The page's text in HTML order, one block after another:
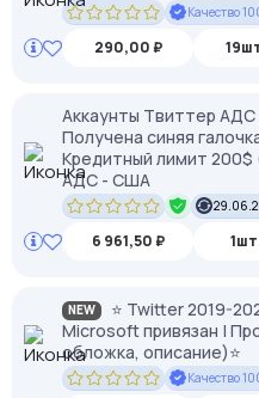
Качество
290,00 ₽
Аккаунты Твиттер АДС
Получена синяя
Кредитный лимит
АДС - США
6 961,50 ₽
NEW
⭐ Twitter 2019-
Microsoft привязан |
обложка, описание)⭐
Качество